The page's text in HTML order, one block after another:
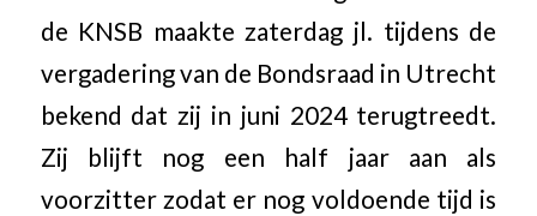
de KNSB maakte zaterdag jl. tijdens de
vergadering van de Bondsraad in Utrecht
bekend dat zij in juni 2024 terugtreedt.
Zij blijft nog een half jaar aan als
voorzitter zodat er nog voldoende tijd is